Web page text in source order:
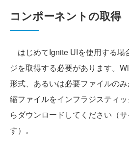
コンポーネントの取得
はじめてIgnite UIを使用する場
ジを取得する必要があります。
形式、あるいは必要ファイルの
縮ファイルをインフラジスティ
らダウンロードしてください（
す）。